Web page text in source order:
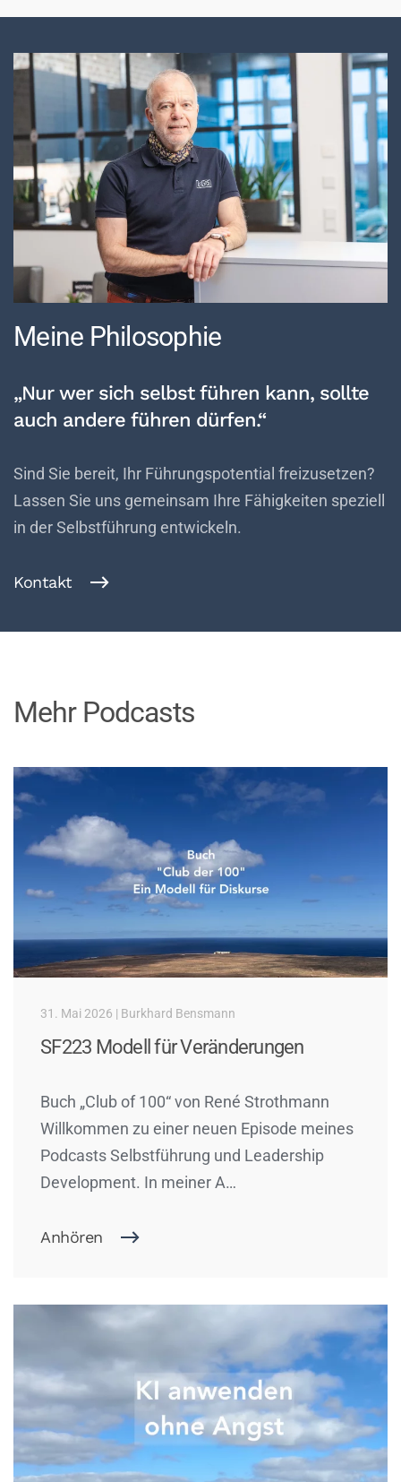
Meine Philosophie
„Nur wer sich selbst führen kann, sollte
auch andere führen dürfen.“
Sind Sie bereit, Ihr Führungspotential freizusetzen?
Lassen Sie uns gemeinsam Ihre Fähigkeiten speziell
in der Selbstführung entwickeln.
Kontakt
Mehr Podcasts
31. Mai 2026 | Burkhard Bensmann
SF223 Modell für Veränderungen
Buch „Club of 100“ von René Strothmann
Willkommen zu einer neuen Episode meines
Podcasts Selbstführung und Leadership
Development. In meiner A…
Anhören